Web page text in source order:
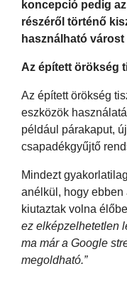
koncepció pedig
részéről történő
használható
Az épített örökség
Az épített örökség
eszközök
például párakaput,
csapadékgyűjtő
Mindezt
anélkül, hogy
kiutaztak volna
ez elképzelhetetlen
ma már a Google
megoldható.”